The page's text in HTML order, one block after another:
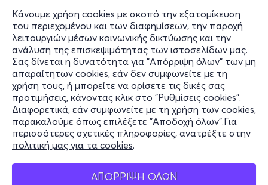
Κάνουμε χρήση cookies με σκοπό την εξατομίκευση
του περιεχομένου και των διαφημίσεων, την παροχή
λειτουργιών μέσων κοινωνικής δικτύωσης και την
ανάλυση της επισκεψιμότητας των ιστοσελίδων μας.
Σας δίνεται η δυνατότητα για "Απόρριψη όλων" των μη
απαραίτητων cookies, εάν δεν συμφωνείτε με τη
χρήση τους, ή μπορείτε να ορίσετε τις δικές σας
προτιμήσεις, κάνοντας κλικ στο "Ρυθμίσεις cookies".
Διαφορετικά, εάν συμφωνείτε με τη χρήση των cookies,
παρακαλούμε όπως επιλέξετε "Αποδοχή όλων".Για
περισσότερες σχετικές πληροφορίες, ανατρέξτε στην
πολιτική μας για τα cookies.
ΑΠΟΡΡΙΨΗ ΟΛΩΝ
Πληροφορίες
Υποστήριξη
Stay Connected
Mobile app